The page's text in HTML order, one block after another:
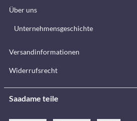
Über uns
Unternehmensgeschichte
Versandinformationen
Widerrufsrecht
Saadame teile